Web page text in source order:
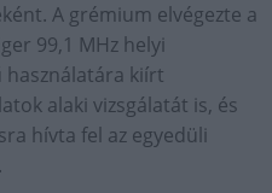
A grémium elvégezte a
99,1 MHz helyi
használatára kiírt
alaki vizsgálatát is, és
hívta fel az egyedüli